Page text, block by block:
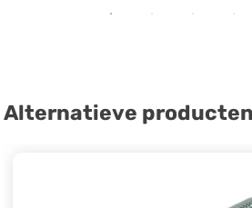
Alternatieve producten